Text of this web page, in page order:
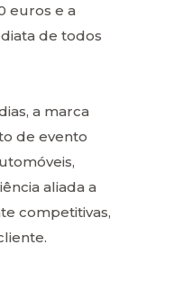
euros e a
de todos
a marca
de evento
aliada a
competitivas,